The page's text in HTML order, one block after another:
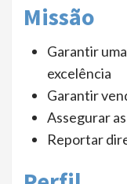
Missão
Garantir
excelência
Garantir
Assegurar
Reportar